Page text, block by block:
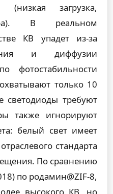
(низкая загрузка,
В реальном
КВ упадет из-за
и диффузии
фотостабильности
только 10
светодиоды требуют
также игнорируют
белый свет имеет
стандарта
По сравнению
по родамин@ZIF-8,